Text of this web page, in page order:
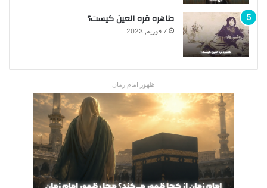
طاهره قره العین کیست؟
7 فوریه, 2023
ظهور امام زمان